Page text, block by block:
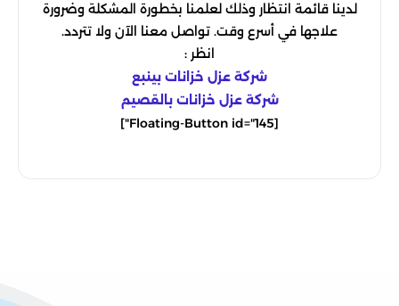
لدينا قائمة انتظار وذلك لعلمنا بخطورة المشكلة وضرورة
علاجها في أسرع وقت. تواصل معنا الآن ولا تتردد.
انظر :
شركة عزل خزانات بينبع
شركة عزل خزانات بالقصيم
[Floating-Button id="145"]